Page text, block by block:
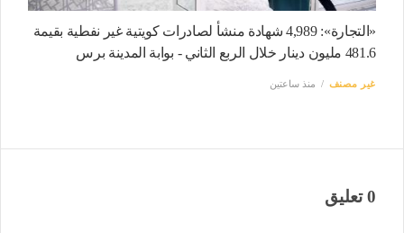
«التجارة»: 4,989 شهادة منشأ لصادرات كويتية غير نفطية بقيمة
481.6 مليون دينار خلال الربع الثاني - بوابة المدينة برس
غير مصنف منذ ساعتين
0 تعليق